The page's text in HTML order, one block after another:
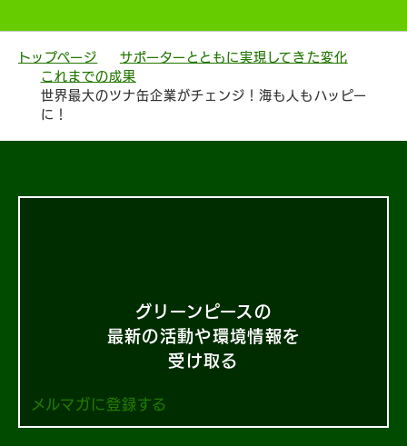
トップページ
サポーターとともに実現してきた変化
これまでの成果
世界最大のツナ缶企業がチェンジ！海も人もハッピー
に！
グリーンピースの
最新の活動や環境情報を
受け取る
メルマガに登録する